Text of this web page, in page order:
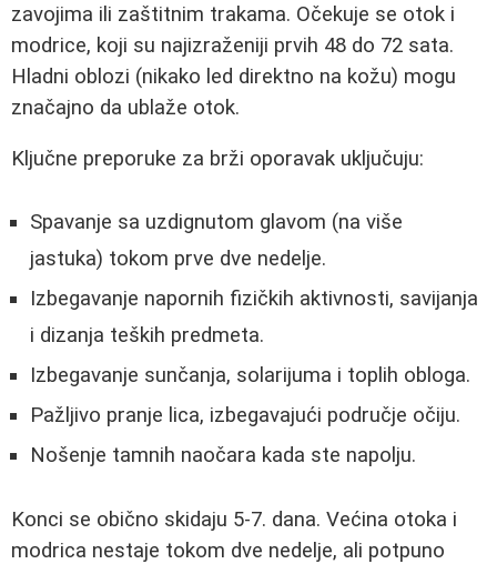
zavojima ili zaštitnim trakama. Očekuje se otok i
modrice, koji su najizraženiji prvih 48 do 72 sata.
Hladni oblozi (nikako led direktno na kožu) mogu
značajno da ublaže otok.
Ključne preporuke za brži oporavak uključuju:
Spavanje sa uzdignutom glavom (na više
jastuka) tokom prve dve nedelje.
Izbegavanje napornih fizičkih aktivnosti, savijanja
i dizanja teških predmeta.
Izbegavanje sunčanja, solarijuma i toplih obloga.
Pažljivo pranje lica, izbegavajući područje očiju.
Nošenje tamnih naočara kada ste napolju.
Konci se obično skidaju 5-7. dana. Većina otoka i
modrica nestaje tokom dve nedelje, ali potpuno